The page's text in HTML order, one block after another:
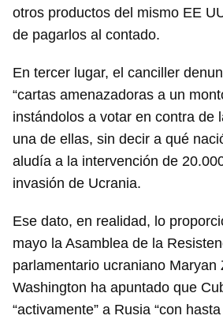
otros productos del mismo EE
de pagarlos al contado.
En tercer lugar, el canciller
“cartas amenazadoras a un
instándolos a votar en contra de
una de ellas, sin decir a qué
aludía a la intervención de
invasión de Ucrania.
Ese dato, en realidad, lo
mayo la Asamblea de la
parlamentario ucraniano Maryan
Washington ha apuntado que
“activamente” a Rusia “con